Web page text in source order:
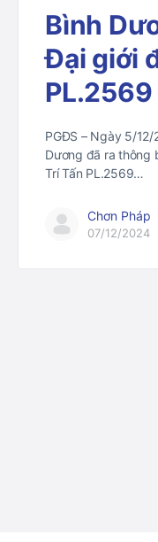
Bình
Đại giới
PGĐS – Ngày 5/12/
Dương đã ra thông
Trí Tấn PL.2569…
Chơn Pháp
07/12/2024